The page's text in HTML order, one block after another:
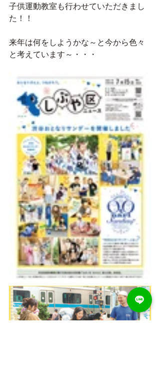
子供運動教室も行わせていただきまし
た！！
​来年は何をしようかな～と今から色々
と考えています～・・・